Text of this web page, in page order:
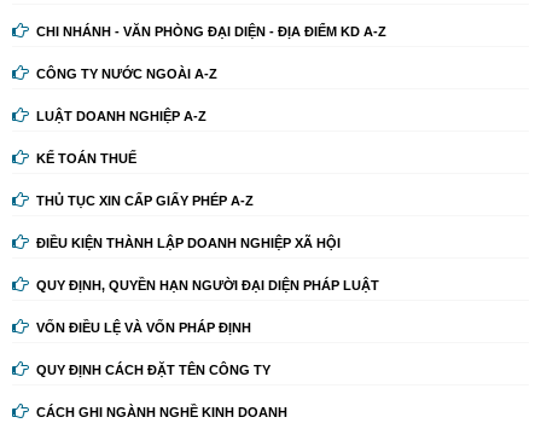
CHI NHÁNH - VĂN PHÒNG ĐẠI DIỆN - ĐỊA ĐIỂM KD A-Z
CÔNG TY NƯỚC NGOÀI A-Z
LUẬT DOANH NGHIỆP A-Z
KẾ TOÁN THUẾ
THỦ TỤC XIN CẤP GIẤY PHÉP A-Z
ĐIỀU KIỆN THÀNH LẬP DOANH NGHIỆP XÃ HỘI
QUY ĐỊNH, QUYỀN HẠN NGƯỜI ĐẠI DIỆN PHÁP LUẬT
VỐN ĐIỀU LỆ VÀ VỐN PHÁP ĐỊNH
QUY ĐỊNH CÁCH ĐẶT TÊN CÔNG TY
CÁCH GHI NGÀNH NGHỀ KINH DOANH